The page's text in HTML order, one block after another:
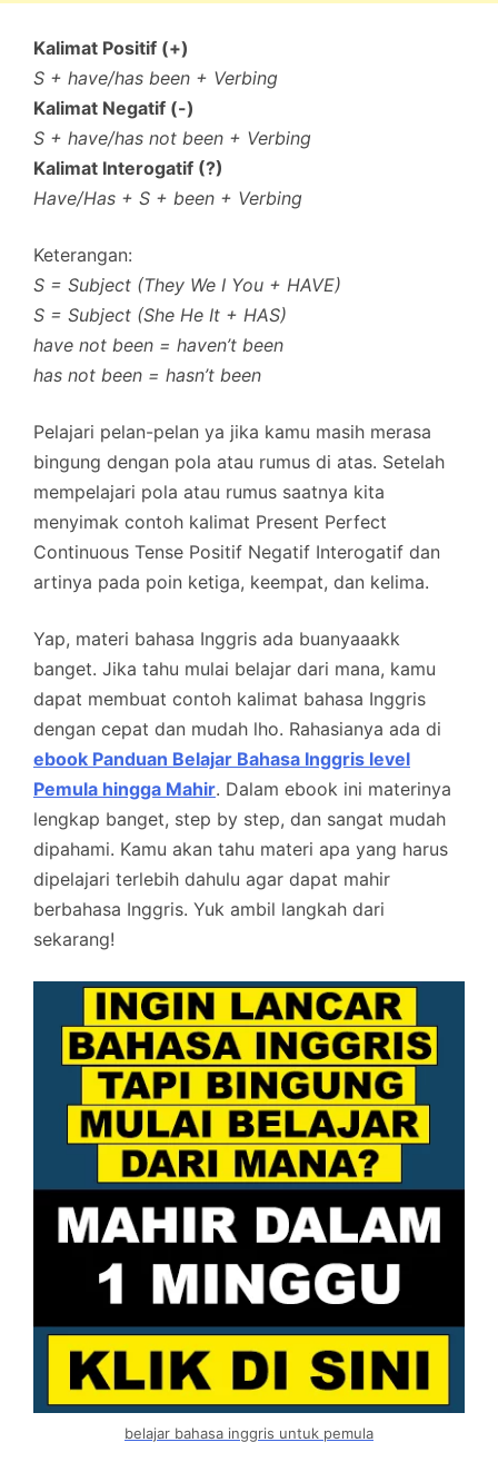
Kalimat Positif (+)
S + have/has been + Verbing
Kalimat Negatif (-)
S + have/has not been + Verbing
Kalimat Interogatif (?)
Have/Has + S + been + Verbing
Keterangan:
S = Subject (They We I You + HAVE)
S = Subject (She He It + HAS)
have not been = haven’t been
has not been = hasn’t been
Pelajari pelan-pelan ya jika kamu masih merasa
bingung dengan pola atau rumus di atas. Setelah
mempelajari pola atau rumus saatnya kita
menyimak contoh kalimat Present Perfect
Continuous Tense Positif Negatif Interogatif dan
artinya pada poin ketiga, keempat, dan kelima.
Yap, materi bahasa Inggris ada buanyaaakk
banget. Jika tahu mulai belajar dari mana, kamu
dapat membuat contoh kalimat bahasa Inggris
dengan cepat dan mudah lho. Rahasianya ada di
ebook Panduan Belajar Bahasa Inggris level
Pemula hingga Mahir. Dalam ebook ini materinya
lengkap banget, step by step, dan sangat mudah
dipahami. Kamu akan tahu materi apa yang harus
dipelajari terlebih dahulu agar dapat mahir
berbahasa Inggris. Yuk ambil langkah dari
sekarang!
belajar bahasa inggris untuk pemula